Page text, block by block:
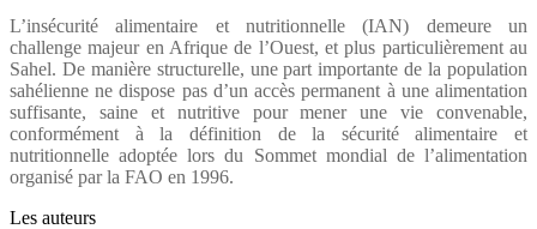
pays
du
Sahel
central,
en
Insécurité
alimentaire
et
nutritionnelle
au
Centre
L’insécurité alimentaire et nutritionnelle (IAN) demeure un
challenge majeur en Afrique de l’Ouest, et plus particulièrement au
Sahel. De manière structurelle, une part importante de la population
sahélienne ne dispose pas d’un accès permanent à une alimentation
suffisante, saine et nutritive pour mener une vie convenable,
conformément à la définition de la sécurité alimentaire et
nutritionnelle adoptée lors du Sommet mondial de l’alimentation
organisé par la FAO en 1996.
Les auteurs